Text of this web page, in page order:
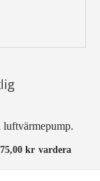
kr Prisintervall:
1312,00 kr
vardera